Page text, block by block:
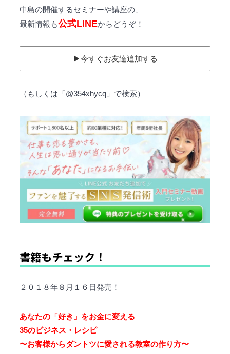
中島の開催するセミナーや講座の、
最新情報も公式LINEからどうぞ！
▶︎今すぐお友達追加する
（もしくは「@354xhycq」で検索）
書籍もチェック！
２０１８年８月１６日発売！
あなたの「好き」をお金に変える‬ ‪
35のビジネス・レシピ‬
‪〜お客様からダントツに愛される教室の作り方〜